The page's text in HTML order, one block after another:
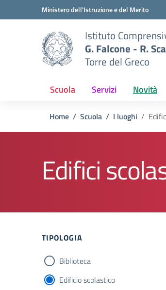
Vai ai contenuti
Vai al menu di navigazioneMinistero dell'Istruzione e del Merito
Istituto
G. Falcone - R.
Torre del Greco
Scuola Servizi Novità
Home Scuola I luoghi
Edifici
Filtri
TIPOLOGIA
Biblioteca
Edificio scolastico